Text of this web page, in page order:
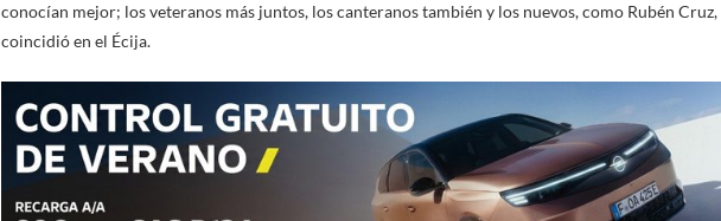
conocían mejor; los veteranos más juntos, los canteranos también y los nuevos, como Rubén
coincidió en el Écija.